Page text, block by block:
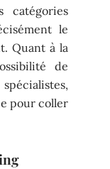
catégories
le
Quant à la
de
pour coller